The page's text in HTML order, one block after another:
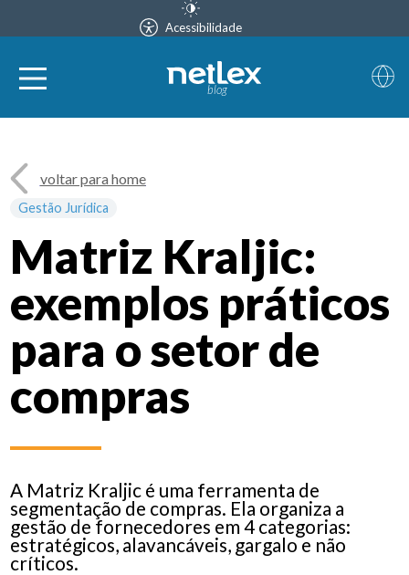
Acessibilidade
blog
Gestão Jurídica
voltar para home
Matriz Kraljic:
exemplos práticos
para o setor de
compras
A Matriz Kraljic é uma ferramenta de
segmentação de compras. Ela organiza a
gestão de fornecedores em 4 categorias:
estratégicos, alavancáveis, gargalo e não
críticos.